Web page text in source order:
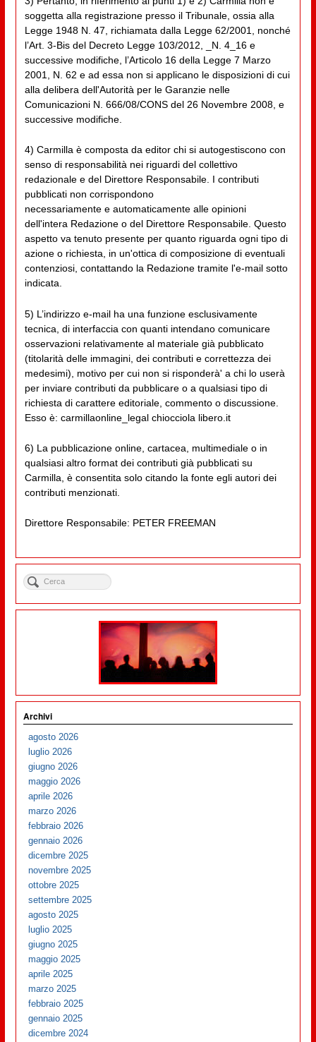
soggetta alla registrazione presso il Tribunale, ossia alla
Legge 1948 N. 47, richiamata dalla Legge 62/2001, nonché
l’Art. 3-Bis del Decreto Legge 103/2012, _N. 4_16 e
successive modifiche, l’Articolo 16 della Legge 7 Marzo
2001, N. 62 e ad essa non si applicano le disposizioni di cui
alla delibera dell'Autorità per le Garanzie nelle
Comunicazioni N. 666/08/CONS del 26 Novembre 2008, e
successive modifiche.
4) Carmilla è composta da editor chi si autogestiscono con
senso di responsabilità nei riguardi del collettivo
redazionale e del Direttore Responsabile. I contributi
pubblicati non corrispondono
necessariamente e automaticamente alle opinioni
dell'intera Redazione o del Direttore Responsabile. Questo
aspetto va tenuto presente per quanto riguarda ogni tipo di
azione o richiesta, in un'ottica di composizione di eventuali
contenziosi, contattando la Redazione tramite l'e-mail sotto
indicata.
5) L’indirizzo e-mail ha una funzione esclusivamente
tecnica, di interfaccia con quanti intendano comunicare
osservazioni relativamente al materiale già pubblicato
(titolarità delle immagini, dei contributi e correttezza dei
medesimi), motivo per cui non si risponderà' a chi lo userà
per inviare contributi da pubblicare o a qualsiasi tipo di
richiesta di carattere editoriale, commento o discussione.
Esso è: carmillaonline_legal chiocciola libero.it
6) La pubblicazione online, cartacea, multimediale o in
qualsiasi altro format dei contributi già pubblicati su
Carmilla, è consentita solo citando la fonte egli autori dei
contributi menzionati.
Direttore Responsabile: PETER FREEMAN
Archivi
agosto 2026
luglio 2026
giugno 2026
maggio 2026
aprile 2026
marzo 2026
febbraio 2026
gennaio 2026
dicembre 2025
novembre 2025
ottobre 2025
settembre 2025
agosto 2025
luglio 2025
giugno 2025
maggio 2025
aprile 2025
marzo 2025
febbraio 2025
gennaio 2025
dicembre 2024